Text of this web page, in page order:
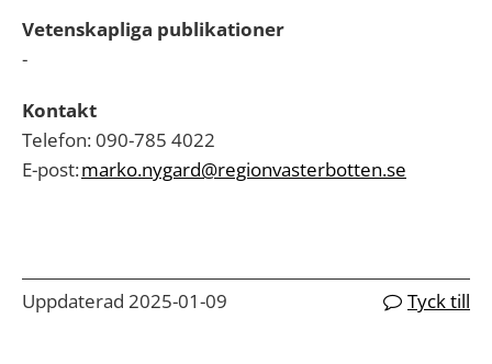
Vetenskapliga publikationer
-
Kontakt
Telefon: 090-785 4022
E-post:marko.nygard@regionvasterbotten.se
Uppdaterad 2025-01-09 Tyck till